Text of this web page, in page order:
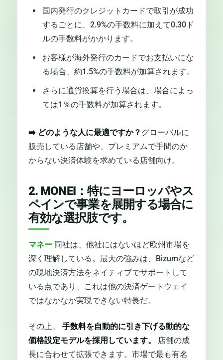
国内発行のクレジットカードで取引が成功
するごとに、2.9%の手数料に加えて0.30ド
ルの手数料がかかります。
お客様が海外発行のカードでお支払いにな
る場合、約1.5%の手数料が加算されます。
さらに通貨換算を行う場合は、場合によっ
ては1％の手数料が加算されます。
➡️ どのような人に最適ですか？ グローバルに
販売している店舗や、プレミアムで手間のか
からない決済体験を求めている店舗向け。
2. MONEI：特にヨーロッパやス
ペインで事業を展開する場合に
有効な選択肢です。
マネー 同社は、他社にはないほど欧州市場を
深く理解している。最大の強みは、Bizumなど
の現地決済方法をネイティブでサポートして
いる点であり、これは他の決済ゲートウェイ
ではなかなか実現できない特長だ。
その上、 手数料を自動的に引き下げる動的な
価格設定モデルを採用しています。
店舗の成
長に合わせて拡張できます。市場で最も有名